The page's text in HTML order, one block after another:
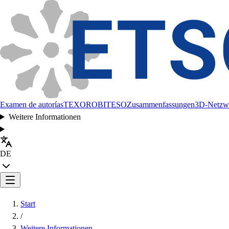
Examen de autoríasTEXOROBITESOZusammenfassungen3D-
Weitere Informationen
DE
Start
/